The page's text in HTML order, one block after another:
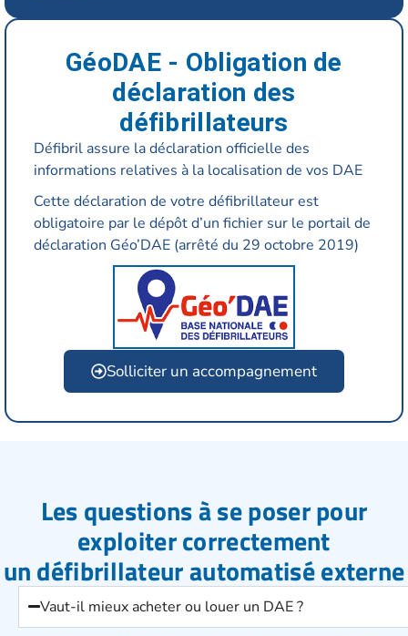
GéoDAE - Obligation de
déclaration des
défibrillateurs
Défibril assure la déclaration officielle des
informations relatives à la localisation de vos DAE
Cette déclaration de votre défibrillateur est
obligatoire par le dépôt d’un fichier sur le portail de
déclaration Géo’DAE (arrêté du 29 octobre 2019)
Solliciter un accompagnement
Les questions à se poser pour
exploiter correctement
un défibrillateur automatisé externe
Vaut-il mieux acheter ou louer un DAE ?